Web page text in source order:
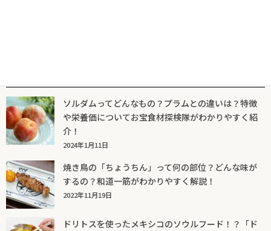
ソルダムってどんなもの？プラムとの違いは？特徴
や栄養価についてお宝食材探検隊がわかりやすく紹
介！
2024年1月11日
焼き鳥の「ちょうちん」って何の部位？どんな味が
するの？和道一筋がわかりやすく解説！
2022年11月19日
ドリトスを使ったメキシコのソウルフード！？「ド